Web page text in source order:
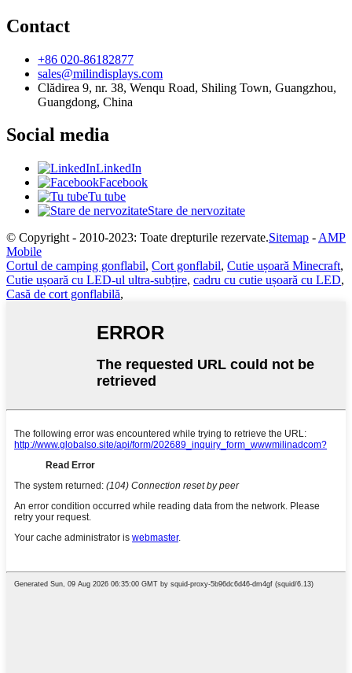
Contact
+86 020-86182877
sales@milindisplays.com
Clădirea 9, nr. 38, Wenqu Road, Shiling Town, Guangzhou,
Guangdong, China
Social media
LinkedIn
Facebook
Tu tube
Stare de nervozitate
© Copyright - 2010-2023: Toate drepturile rezervate.Sitemap - AMP
Mobile
Cortul de camping gonflabil, Cort gonflabil, Cutie ușoară Minecraft,
Cutie ușoară cu LED-ul ultra-subțire, cadru cu cutie ușoară cu LED,
Casă de cort gonflabilă,